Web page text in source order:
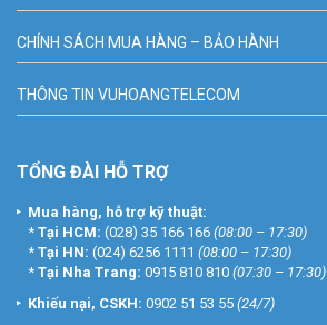
CHÍNH SÁCH MUA HÀNG – BẢO HÀNH
THÔNG TIN VUHOANGTELECOM
TỔNG ĐÀI HỖ TRỢ
Mua hàng, hỗ trợ kỹ thuật:
* Tại HCM: (028) 35 166 166 (08:00 – 17:30)
* Tại HN: (024) 6256 1111 (08:00 – 17:30)
* Tại Nha Trang: 0915 810 810 (07:30 – 17:30)
Khiếu nại, CSKH: 0902 51 53 55 (24/7)